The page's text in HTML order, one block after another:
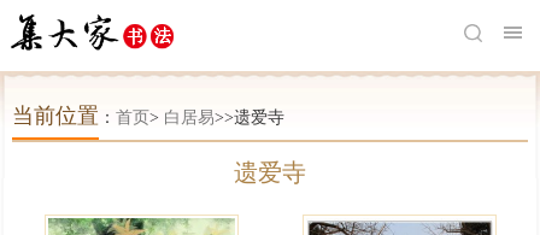
当前位置 ： 首页 > 白居易>>遗爱寺
遗爱寺